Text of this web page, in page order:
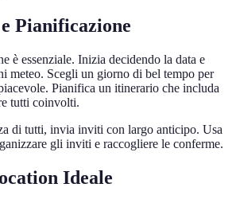
Pianificazione
è essenziale. Inizia decidendo la data e
meteo. Scegli un giorno di bel tempo per
Pianifica un itinerario che includa
tutti coinvolti.
di tutti, invia inviti con largo anticipo. Usa
gli inviti e raccogliere le conferme.
Ideale